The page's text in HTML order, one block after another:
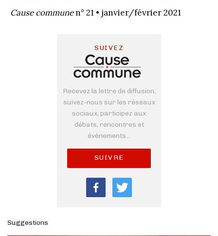
Cause communen° 21 • janvier/février 2021
SUIVEZ
Recevez la lettre de diffusion,
suivez-nous sur les réseaux
sociaux, participez aux
débats, rencontres et
évènements...
SUIVRE
Suggestions